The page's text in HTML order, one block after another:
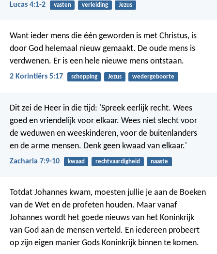
Lucas 4:1-2 vasten verleiding Jezus
Want ieder mens die één geworden is met Christus, is
door God helemaal nieuw gemaakt. De oude mens is
verdwenen. Er is een hele nieuwe mens ontstaan.
2 Korintiërs 5:17 schepping Jezus wedergeboorte
Dit zei de Heer in die tijd: 'Spreek eerlijk recht. Wees
goed en vriendelijk voor elkaar. Wees niet slecht voor
de weduwen en weeskinderen, voor de buitenlanders
en de arme mensen. Denk geen kwaad van elkaar.'
Zacharia 7:9-10 kwaad rechtvaardigheid naaste
Totdat Johannes kwam, moesten jullie je aan de Boeken
van de Wet en de profeten houden. Maar vanaf
Johannes wordt het goede nieuws van het Koninkrijk
van God aan de mensen verteld. En iedereen probeert
op zijn eigen manier Gods Koninkrijk binnen te komen.